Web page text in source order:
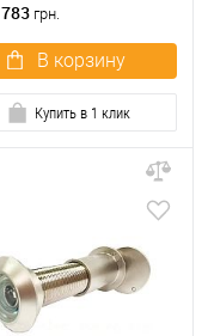
783 грн.
В корзину
Купить в 1 клик